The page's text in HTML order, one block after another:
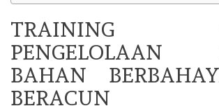
TRAINING
PENGELOLAAN
BAHAN
BERACUN